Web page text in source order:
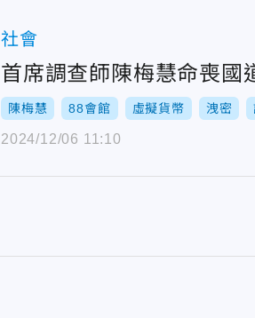
社會
首席調查師陳梅慧命喪國
陳梅慧 88會館 虛擬貨幣 洩密
2024/12/06 11:10